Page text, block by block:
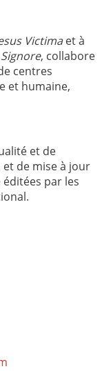
Victimaet à
, collabore
centres
et humaine,
et de
de mise à jour
par les